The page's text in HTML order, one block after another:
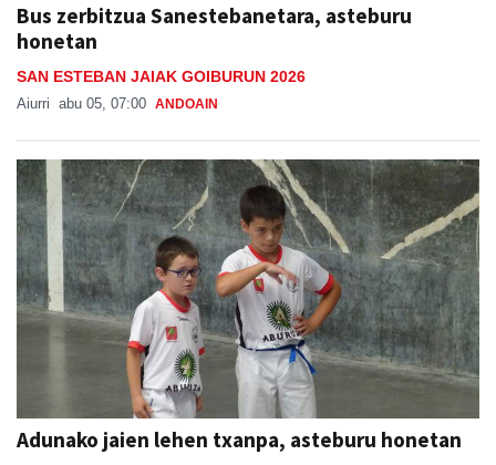
Bus zerbitzua Sanestebanetara, asteburu
honetan
SAN ESTEBAN JAIAK GOIBURUN 2026
Aiurri abu 05, 07:00 ANDOAIN
Adunako jaien lehen txanpa, asteburu honetan